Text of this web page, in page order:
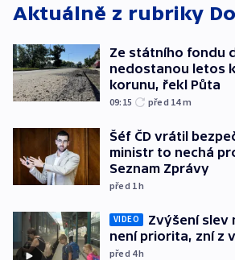
Aktuálně z rubriky
Ze státního fondu
nedostanou letos
korunu, řekl Půta
09:15 před 14m
Šéf ČD vrátil
ministr to nechá
Seznam Zprávy
před 1h
VIDEO
Zvýšení slev
není priorita, zní z
před 4h